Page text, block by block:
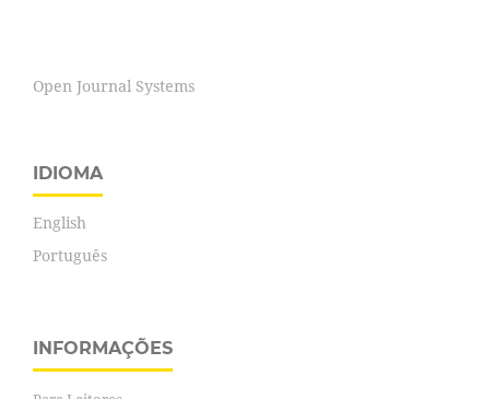
Open Journal Systems
IDIOMA
English
Português
INFORMAÇÕES